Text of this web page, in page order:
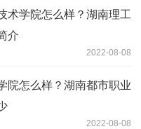
术学院怎么样？湖南理工
介
2022-08-08
院怎么样？湖南都市职业
2022-08-08